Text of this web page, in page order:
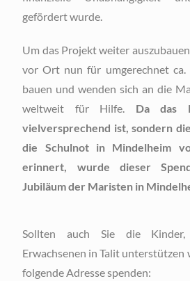
gefördert wurde.
Um das Projekt weiter
vor Ort nun für umgerechnet ca.
bauen und wenden sich an die
weltweit für Hilfe. Da das
vielversprechend ist, sondern
die Schulnot in Mindelheim
erinnert, wurde dieser
Jubiläum der Maristen in
Sollten auch Sie die Kinder,
Erwachsenen in Talit unterstützen
folgende Adresse spenden: